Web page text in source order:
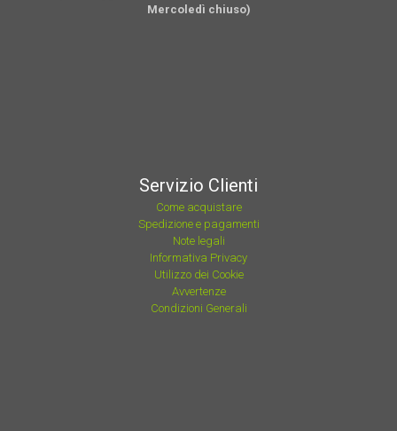
Mercoledì chiuso)
Servizio Clienti
Come acquistare
Spedizione e pagamenti
Note legali
Informativa Privacy
Utilizzo dei Cookie
Avvertenze
Condizioni Generali